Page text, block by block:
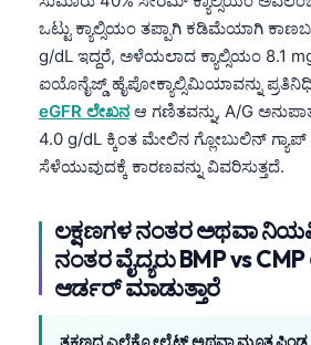
ಒಟ್ಟು ಕ್ಯಾಲ್ಸಿಯಂ ತಪ್ಪಾಗಿ ಕಡಿಮೆಯಾಗಿ
g/dL ಇದ್ದರೆ, ಅಳೆಯಲಾದ ಕ್ಯಾಲ್ಸಿಯಂ 8.1
ಐಯೊನೈಜ್ಡ್ ಹೈಪೋಕ್ಯಾಲ್ಸಿಮಿಯಾವನ್ನು
eGFR ಲೇಖನ ಆ ಗಣಿತವನ್ನು, A/G
4.0 g/dL ಕ್ಕಿಂತ ಮೇಲಿನ ಗ್ಲೋಬುಲಿನ್
ಸೆಳೆಯುವುದಕ್ಕೆ ಕಾರಣವನ್ನು ವಿವರಿಸುತ್ತದೆ.
ಲಕ್ಷಣಗಳ ನಂತರ ಅಥವಾ
ನಂತರ ವೈದ್ಯರು BMP vs
ಆರ್ಡರ್ ಮಾಡುತ್ತಾರೆ
ತಕ್ಷಣದ ಎಲೆಕ್ಟ್ರೋಲೈಟ್ ಅಥವಾ
Slovenčina
كوردی‎
سنڌي
සිංහල
অসমীয়া
Galego
Latviešu valoda